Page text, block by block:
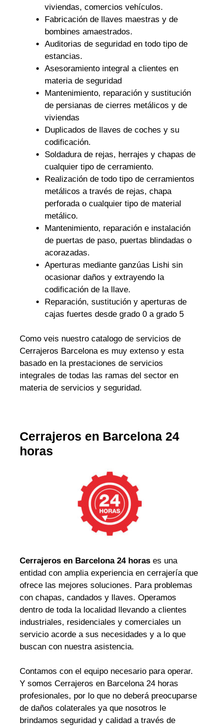
viviendas, comercios vehículos.
Fabricación de llaves maestras y de
bombines amaestrados.
Auditorias de seguridad en todo tipo de
estancias.
Asesoramiento integral a clientes en
materia de seguridad
Mantenimiento, reparación y sustitución
de persianas de cierres metálicos y de
viviendas
Duplicados de llaves de coches y su
codificación.
Soldadura de rejas, herrajes y chapas de
cualquier tipo de cerramiento.
Realización de todo tipo de cerramientos
metálicos a través de rejas, chapa
perforada o cualquier tipo de material
metálico.
Mantenimiento, reparación e instalación
de puertas de paso, puertas blindadas o
acorazadas.
Aperturas mediante ganzúas Lishi sin
ocasionar daños y extrayendo la
codificación de la llave.
Reparación, sustitución y aperturas de
cajas fuertes desde grado 0 a grado 5
Como veis nuestro catalogo de servicios de
Cerrajeros Barcelona es muy extenso y esta
basado en la prestaciones de servicios
integrales de todas las ramas del sector en
materia de servicios y seguridad.
Cerrajeros en Barcelona 24
horas
Cerrajeros en Barcelona 24 horas es una
entidad con amplia experiencia en cerrajería que
ofrece las mejores soluciones. Para problemas
con chapas, candados y llaves. Operamos
dentro de toda la localidad llevando a clientes
industriales, residenciales y comerciales un
servicio acorde a sus necesidades y a lo que
buscan con nuestra asistencia.
Contamos con el equipo necesario para operar.
Y somos Cerrajeros en Barcelona 24 horas
profesionales, por lo que no deberá preocuparse
de daños colaterales ya que nosotros le
brindamos seguridad y calidad a través de